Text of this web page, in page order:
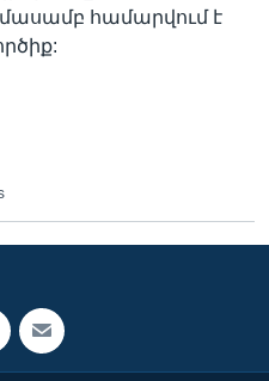
համարվում է